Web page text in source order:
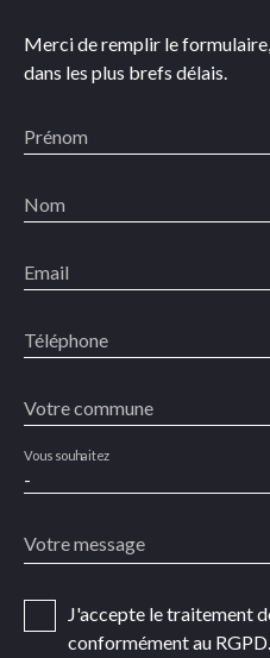
Merci de remplir le
dans les plus brefs délais.
Prénom
Nom
Email
Téléphone
Votre commune
-
Vous souhaitez
Votre message
J'accepte le traitement
conformément au